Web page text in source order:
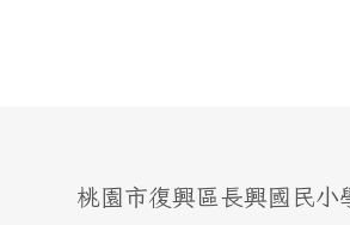
桃園市復興區長興國民